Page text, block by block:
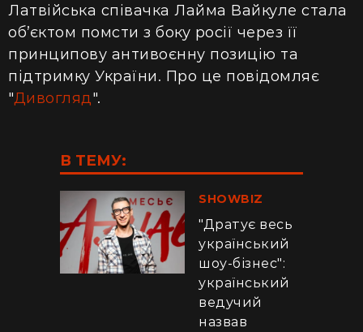
Латвійська співачка Лайма Вайкуле стала
об’єктом помсти з боку росії через її
принципову антивоєнну позицію та
підтримку України. Про це повідомляє
"Дивогляд".
В ТЕМУ:
SHOWBIZ
"Дратує весь
український
шоу-бізнес":
український
ведучий
назвав